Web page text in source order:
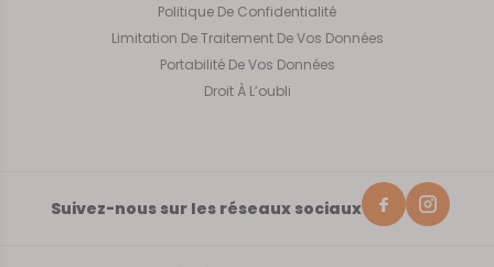
Politique De Confidentialité
Limitation De Traitement De Vos Données
Portabilité De Vos Données
Droit À L’oubli
Suivez-nous sur les réseaux sociaux